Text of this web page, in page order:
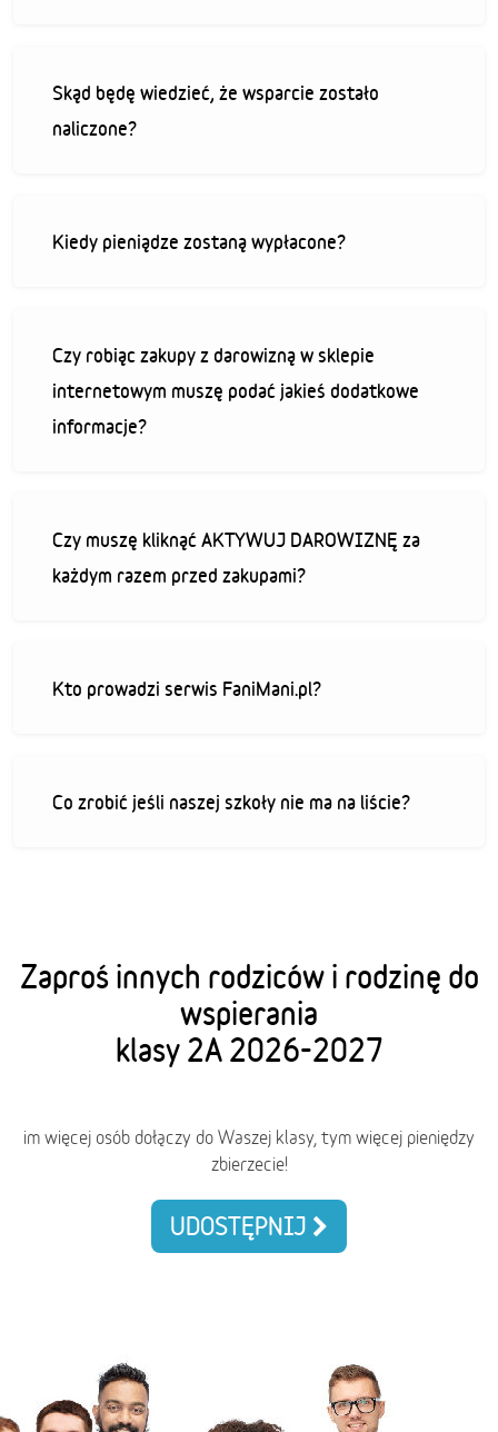
Skąd będę wiedzieć, że wsparcie zostało
naliczone?
Kiedy pieniądze zostaną wypłacone?
Czy robiąc zakupy z darowizną w sklepie
internetowym muszę podać jakieś dodatkowe
informacje?
Czy muszę kliknąć AKTYWUJ DAROWIZNĘ za
każdym razem przed zakupami?
Kto prowadzi serwis FaniMani.pl?
Co zrobić jeśli naszej szkoły nie ma na liście?
Zaproś innych rodziców i rodzinę do
wspierania
klasy 2A 2026-2027
im więcej osób dołączy do Waszej klasy, tym więcej pieniędzy
zbierzecie!
UDOSTĘPNIJ